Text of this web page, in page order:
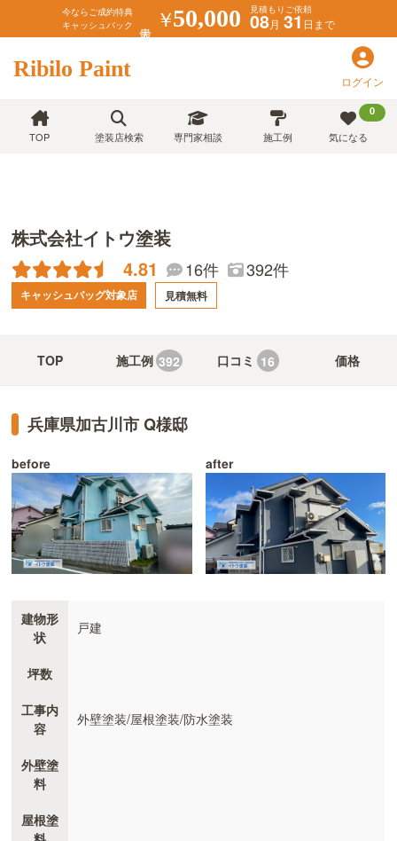
今ならご成約特典
キャッシュバック
￥50,000 見積もりご依頼
08月 31日まで
Ribilo Paint ログイン
TOP 塗装店検索 専門家相談 施工例
0
気になる
株式会社イトウ塗装
4.81 16件 392件
キャッシュバッグ対象店 見積無料
TOP 施工例 392 口コミ 16 価格
兵庫県加古川市 Q様邸
before after
建物形
状
戸建
坪数
工事内
容
外壁塗装/屋根塗装/防水塗装
外壁塗
料
屋根塗